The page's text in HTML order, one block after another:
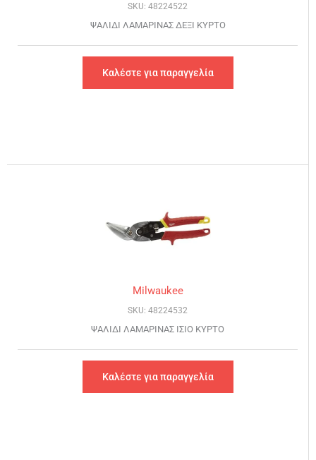
SKU: 48224522
ΨΑΛΙΔΙ ΛΑΜΑΡΙΝΑΣ ΔΕΞΙ ΚΥΡΤΟ
Καλέστε για παραγγελία
Milwaukee
SKU: 48224532
ΨΑΛΙΔΙ ΛΑΜΑΡΙΝΑΣ ΙΣΙΟ ΚΥΡΤΟ
Καλέστε για παραγγελία